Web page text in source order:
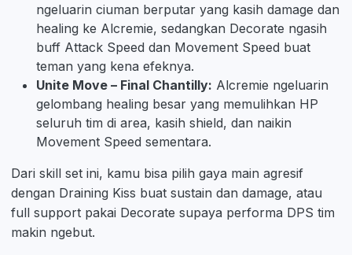
ngeluarin ciuman berputar yang kasih damage dan
healing ke Alcremie, sedangkan Decorate ngasih
buff Attack Speed dan Movement Speed buat
teman yang kena efeknya.
Unite Move – Final Chantilly: Alcremie ngeluarin
gelombang healing besar yang memulihkan HP
seluruh tim di area, kasih shield, dan naikin
Movement Speed sementara.
Dari skill set ini, kamu bisa pilih gaya main agresif
dengan Draining Kiss buat sustain dan damage, atau
full support pakai Decorate supaya performa DPS tim
makin ngebut.